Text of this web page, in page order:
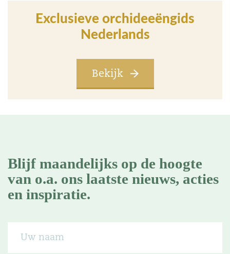
Exclusieve orchideeëngids
Nederlands
Bekijk
Blijf maandelijks op de hoogte
van o.a. ons laatste nieuws, acties
en inspiratie.